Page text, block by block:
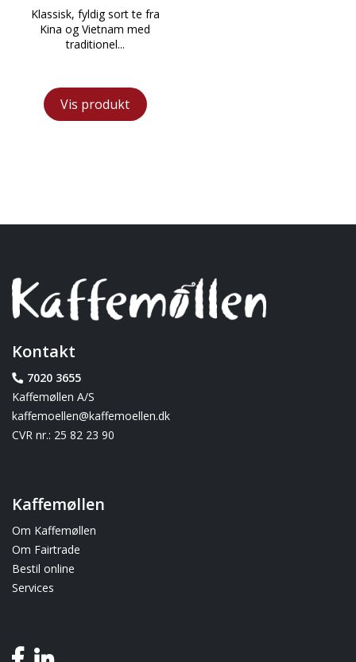
Klassisk, fyldig sort te fra
Kina og Vietnam med
traditionel...
Vis produkt
Kontakt
7020 3655
Kaffemøllen A/S
kaffemoellen@kaffemoellen.dk
CVR nr.: 25 82 23 90
Kaffemøllen
Om Kaffemøllen
Om Fairtrade
Bestil online
Services